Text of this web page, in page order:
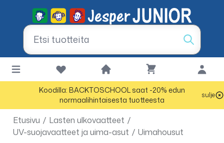
Koodilla: BACKTOSCHOOL saat -20% edun
normaalihintaisesta tuotteesta
sulje
Etusivu / Lasten ulkovaatteet /
UV-suojavaatteet ja uima-asut / Uimahousut